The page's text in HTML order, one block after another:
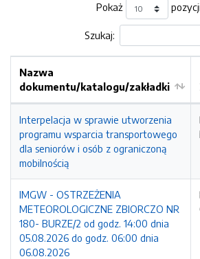
Pokaż pozycji
Szukaj:
Nazwa
dokumentu/katalogu/zakładki
Interpelacja w sprawie utworzenia
programu wsparcia transportowego
dla seniorów i osób z ograniczoną
mobilnością
IMGW - OSTRZEŻENIA
METEOROLOGICZNE ZBIORCZO NR
180- BURZE/2 od godz. 14:00 dnia
05.08.2026 do godz. 06:00 dnia
06.08.2026